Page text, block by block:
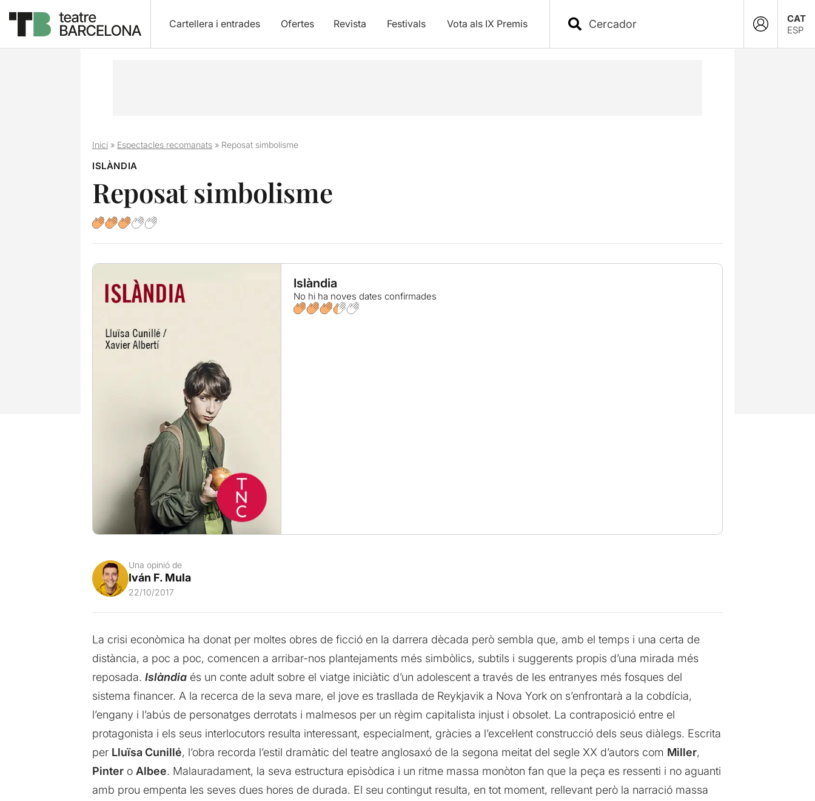
Cartellera i entrades Ofertes Revista Festivals Vota als IX Premis
CAT
ESP
Inici» Espectacles recomanats» Reposat simbolisme
ISLÀNDIA
Reposat simbolisme
Islàndia
No hi ha noves dates confirmades
Una opinió de
Iván F. Mula
22/10/2017
La crisi econòmica ha donat per moltes obres de ficció en la darrera dècada però sembla que, amb el temps i una certa de
distància, a poc a poc, comencen a arribar-nos plantejaments més simbòlics, subtils i suggerents propis d’una mirada més
reposada. Islàndiaés un conte adult sobre el viatge iniciàtic d’un adolescent a través de les entranyes més fosques del
sistema financer. A la recerca de la seva mare, el jove es trasllada de Reykjavik a Nova York on s’enfrontarà a la cobdícia,
l’engany i l’abús de personatges derrotats i malmesos per un règim capitalista injust i obsolet. La contraposició entre el
protagonista i els seus interlocutors resulta interessant, especialment, gràcies a l’excel·lent construcció dels seus diàlegs. Escrita
per Lluïsa Cunillé, l’obra recorda l’estil dramàtic del teatre anglosaxó de la segona meitat del segle XX d’autors com Miller,
Pintero Albee. Malauradament, la seva estructura episòdica i un ritme massa monòton fan que la peça es ressenti i no aguanti
amb prou empenta les seves dues hores de durada. El seu contingut resulta, en tot moment, rellevant però la narració massa